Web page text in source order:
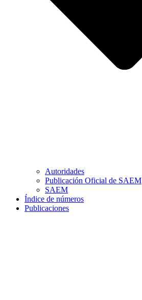
Autoridades
Publicación Oficial de SAEM
SAEM
Índice de números
Publicaciones